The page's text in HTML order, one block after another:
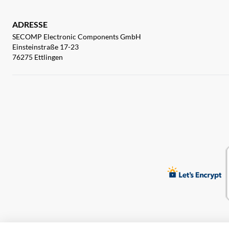
ADRESSE
SECOMP Electronic Components GmbH
Einsteinstraße 17-23
76275 Ettlingen